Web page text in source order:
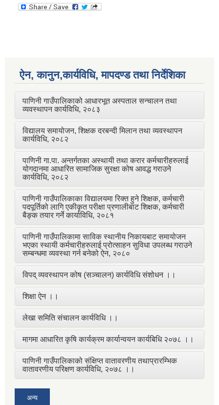
ऐन, कानुन,कार्यविधि, मापदण्ड तथा निर्देशिका
पाणिनी गाउँपालिकाको आधारभूत अस्पताल सन्चालन तथा
व्यवस्थापन कार्यविधि, २०८३
विद्यालय समायोजन, शिक्षक दरबन्दी मिलान तथा व्यवस्थापन
कार्यविधि, २०८२
पाणिनी गा.पा. अन्तर्गतका अस्थायी तथा करार कर्मचारीहरुलाई
योगदानमा आधारित सामाजिक सुरक्षा कोष आवद्ध गराउने
कार्यविधि, २०८२
पाणिनी गाउँपालिकाका विद्यालयमा रिक्त हुने शिक्षक, कर्मचारी
पदपूर्तिको लागि एकीकृत परीक्षा प्रणालीबाट शिक्षक, कर्मचारी
बैङ्क तयार गर्ने कार्याविधि, २०८१
पाणिनी गाउँपालिकामा साविक स्थानीय निकायबाट समायोजन
भएका स्थायी कर्मचारीहरुलाई प्रोत्साहन सुविधा उपलब्ध गराउने
सम्बन्धमा व्यवस्था गर्न बनेको ऐन, २०८०
विपद् व्यवस्थापन कोष (सञ्चालन) कार्यविधि संशोधन ।।
शिक्षा ऐन ।।
लेखा समिति संचालन कार्यविधि ।।
मागमा आधारित कृषि कार्यक्रम कार्यान्वयन कार्यबिधि २०७८ ।।
पाणिनी गाउँपालिकाको संक्षिप्त वातावरणीय तथाप्रारम्भिक
वातावरणीय परिक्षण कार्यविधि, २०७८ ।।
अन्य